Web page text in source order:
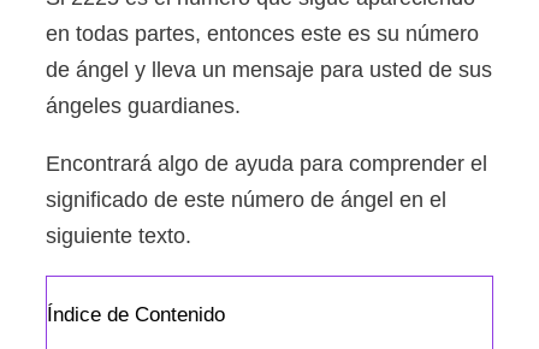
en todas partes, entonces este es su número
de ángel y lleva un mensaje para usted de sus
ángeles guardianes.
Encontrará algo de ayuda para comprender el
significado de este número de ángel en el
siguiente texto.
Índice de Contenido